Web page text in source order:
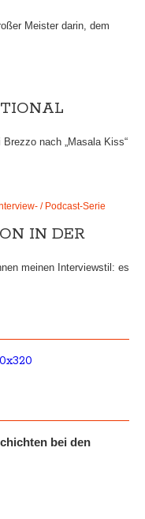
Meister darin, dem
nach „Masala Kiss“
/ Podcast-Serie
IN DER
meinen Interviewstil: es
bei den